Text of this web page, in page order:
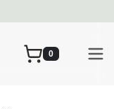
winkelwagen
0